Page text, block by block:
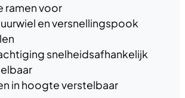
ramen voor
en versnellingspook
snelheidsafhankelijk
in hoogte verstelbaar